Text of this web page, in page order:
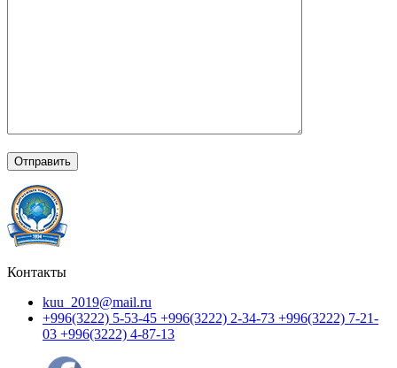
Контакты
kuu_2019@mail.ru
+996(3222) 5-53-45 +996(3222) 2-34-73 +996(3222) 7-21-
03 +996(3222) 4-87-13